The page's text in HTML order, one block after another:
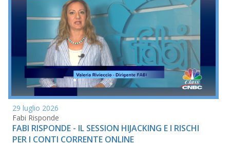
29 luglio 2026
Fabi Risponde
FABI RISPONDE - IL SESSION HIJACKING E I RISCHI
PER I CONTI CORRENTE ONLINE